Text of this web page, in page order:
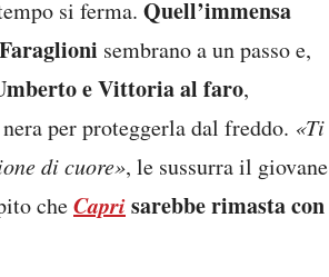
si ferma. Quell’immensa
Faraglioni sembrano a un passo e,
e Vittoria al faro,
per proteggerla dal freddo. «Ti
di cuore», le sussurra il giovane
cheCaprisarebbe rimasta con